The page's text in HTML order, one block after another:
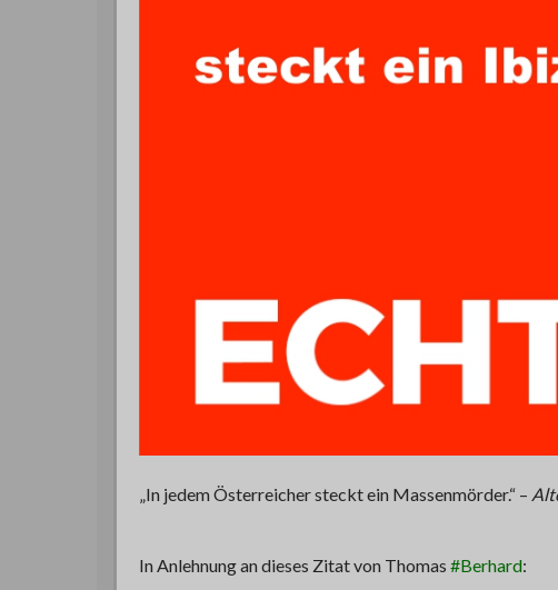
„In jedem Österreicher steckt ein Massenmörder.“ –
In Anlehnung an dieses Zitat von Thomas #Berhard: